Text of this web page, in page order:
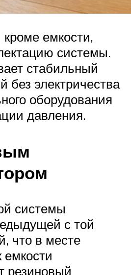
емкости,
системы.
стабильный
без электричества
оборудования
давления.
системы
с той
что в месте
емкости
резиновый